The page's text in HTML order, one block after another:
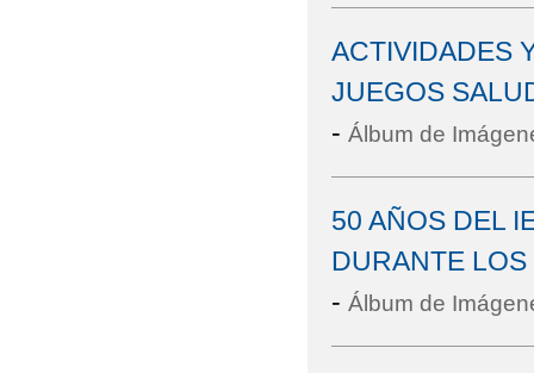
ACTIVIDADES
JUEGOS
- Álbum de
50 AÑOS DEL
DURANTE
- Álbum de